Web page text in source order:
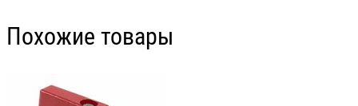
Похожие товары